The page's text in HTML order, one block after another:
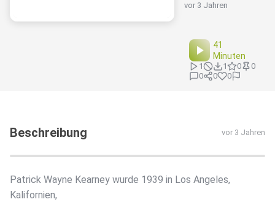
vor 3 Jahren
41
Minuten
1 1 0
0
0
0 0
Beschreibung vor 3 Jahren
Patrick Wayne Kearney wurde 1939 in Los Angeles,
Kalifornien,